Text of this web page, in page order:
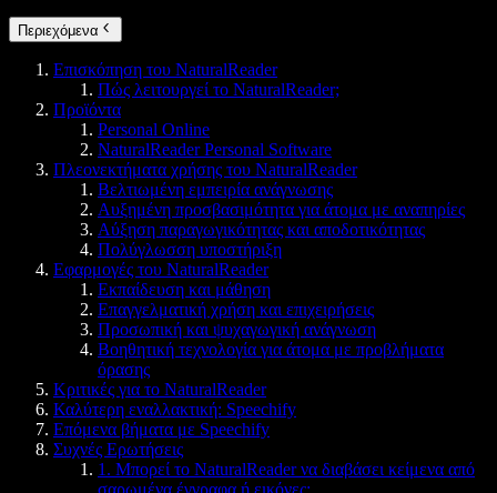
Περιεχόμενα
Επισκόπηση του NaturalReader
Πώς λειτουργεί το NaturalReader;
Προϊόντα
Personal Online
NaturalReader Personal Software
Πλεονεκτήματα χρήσης του NaturalReader
Βελτιωμένη εμπειρία ανάγνωσης
Αυξημένη προσβασιμότητα για άτομα με αναπηρίες
Αύξηση παραγωγικότητας και αποδοτικότητας
Πολύγλωσση υποστήριξη
Εφαρμογές του NaturalReader
Εκπαίδευση και μάθηση
Επαγγελματική χρήση και επιχειρήσεις
Προσωπική και ψυχαγωγική ανάγνωση
Βοηθητική τεχνολογία για άτομα με προβλήματα
όρασης
Κριτικές για το NaturalReader
Καλύτερη εναλλακτική: Speechify
Επόμενα βήματα με Speechify
Συχνές Ερωτήσεις
1. Μπορεί το NaturalReader να διαβάσει κείμενα από
σαρωμένα έγγραφα ή εικόνες;